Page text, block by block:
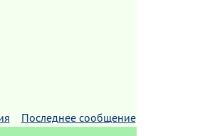
Последнее сообщение